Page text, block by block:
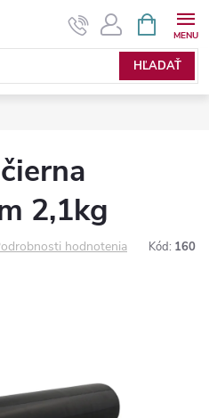
HĽADAŤ
KOŠÍK
2,1kg
hodnotenia Kód: 160